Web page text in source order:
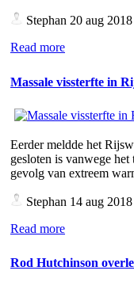
Stephan 20 aug
Read more
Massale vissterfte in
Eerder meldde het
gesloten is vanwege
gevolg van extreem
Stephan 14 aug
Read more
Rod Hutchinson